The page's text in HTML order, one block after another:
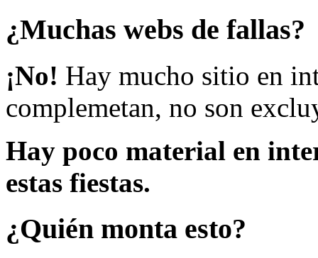
¿Muchas webs de fallas?
¡No! Hay mucho sitio en
complemetan, no son
Hay poco material en
estas fiestas.
¿Quién monta esto?